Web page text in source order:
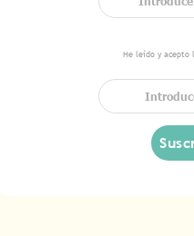
He leído y acepto